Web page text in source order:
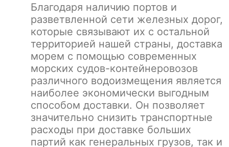
Благодаря наличию портов и
разветвленной сети железных дорог,
которые связывают их с остальной
территорией нашей страны, доставка
морем с помощью современных
морских судов-контейнеровозов
различного водоизмещения является
наиболее экономически выгодным
способом доставки. Он позволяет
значительно снизить транспортные
расходы при доставке больших
партий как генеральных грузов, так и